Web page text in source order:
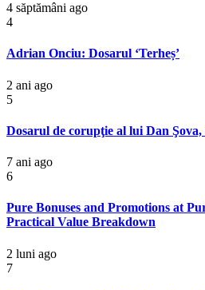
4 săptămâni ago
4
Adrian Onciu: Dosarul ‘Terheș’
2 ani ago
5
Dosarul de corupţie al lui Dan
7 ani ago
6
Pure Bonuses and Promotions at
Practical Value Breakdown
2 luni ago
7